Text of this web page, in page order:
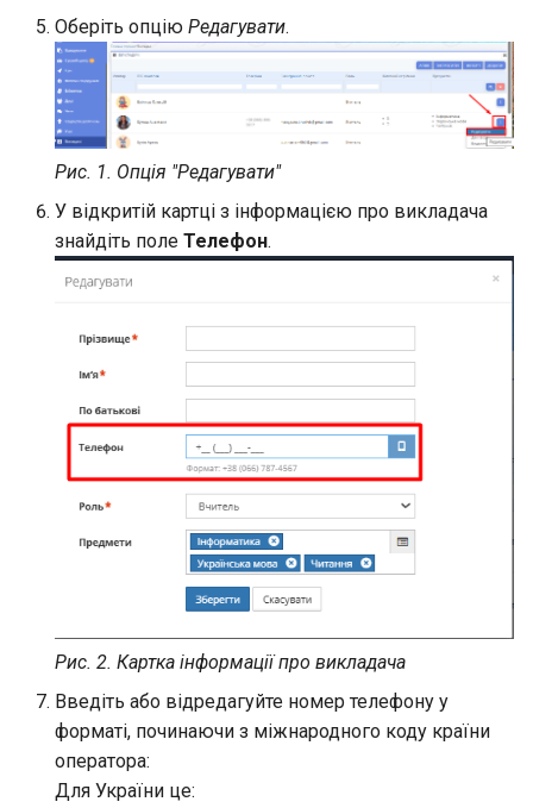
Оберіть опцію Редагувати.
Рис. 1. Опція "Редагувати"
У відкритій картці з інформацією про викладача
знайдіть поле Телефон.
Рис. 2. Картка інформації про викладача
Введіть або відредагуйте номер телефону у
форматі, починаючи з міжнародного коду країни
оператора:
Для України це: